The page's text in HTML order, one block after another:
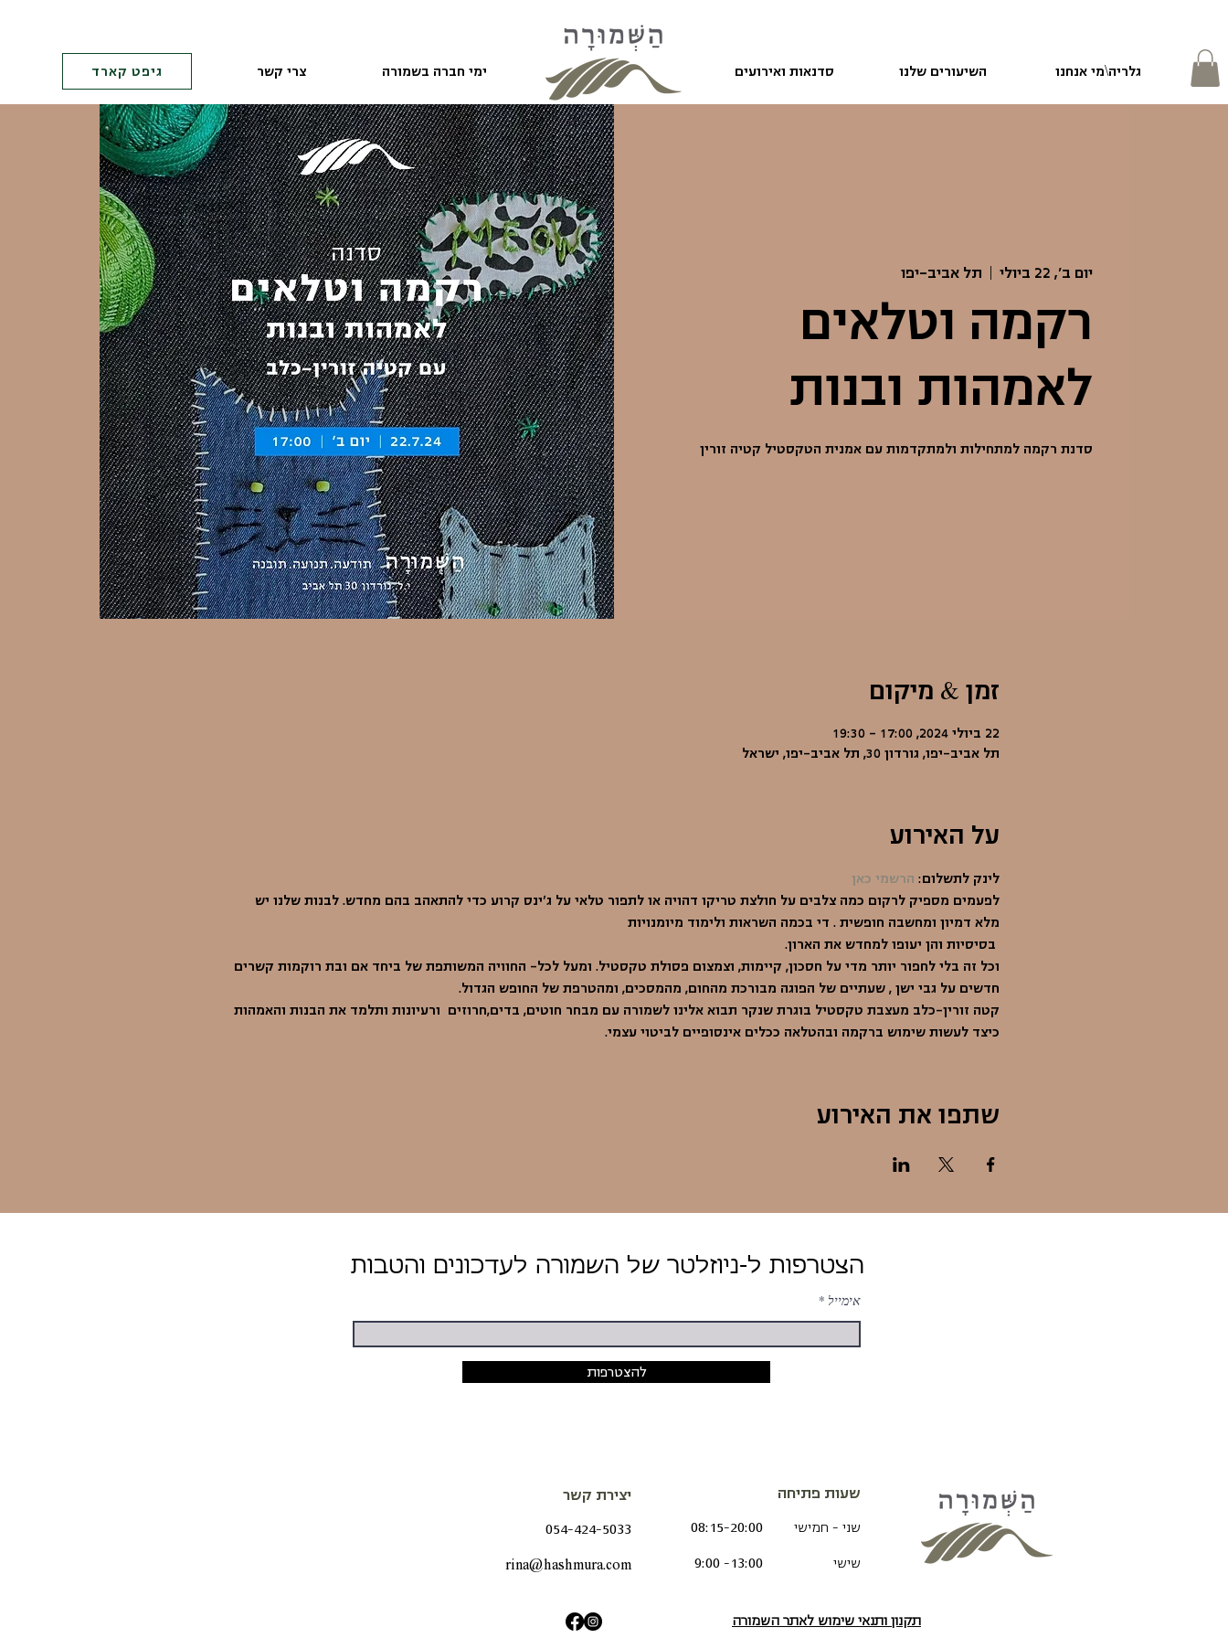
גיפט קארד צרי קשר ימי חברה בשמורה סדנאות ואירועים השיעורים שלנו גלריה\מי אנחנו
יום ב׳, 22 ביולי תל אביב-יפו
רקמה וטלאים
לאמהות ובנות
סדנת רקמה למתחילות ולמתקדמות עם אמנית הטקסטיל קטיה זורין
זמן & מיקום
22 ביולי 2024, 17:00 – 19:30
תל אביב-יפו, גורדון 30, תל אביב-יפו, ישראל
על האירוע
לינק לתשלום: הרשמי כאן
לפעמים מספיק לרקום כמה צלבים על חולצת טריקו דהויה או לתפור טלאי על ג'ינס קרוע כדי להתאהב בהם מחדש. לבנות שלנו יש
מלא דמיון ומחשבה חופשית . די בכמה השראות ולימוד מיומנויות
בסיסיות והן יעופו למחדש את הארון.
וכל זה בלי לחפור יותר מדי על חסכון, קיימות, וצמצום פסולת טקסטיל. ומעל לכל- החוויה המשותפת של ביחד אם ובת רוקמות קשרים
חדשים על גבי ישן , שעתיים של הפוגה מבורכת מהחום, מהמסכים, ומהטרפת של החופש הגדול.
קטה זורין-כלב מעצבת טקסטיל בוגרת שנקר תבוא אלינו לשמורה עם מבחר חוטים, בדים,חרוזים  ורעיונות ותלמד את הבנות והאמהות
כיצד לעשות שימוש ברקמה ובהטלאה ככלים אינסופיים לביטוי עצמי.
שתפו את האירוע
אימייל
להצטרפות
יצירת קשר
054-424-5033
rina@hashmura.com
שעות פתיחה
08:15-20:00 שני - חמישי
9:00 -13:00 שישי
תקנון ותנאי שימוש לאתר השמורה